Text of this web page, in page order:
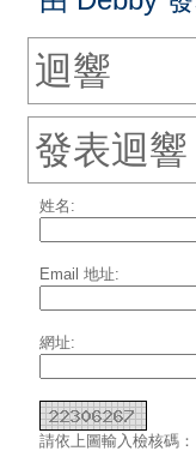
迴響
發表迴響
姓名:
Email 地址:
網址:
請依上圖輸入檢核碼：